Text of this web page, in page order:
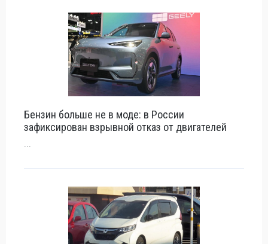
Бензин больше не в моде: в России
зафиксирован взрывной отказ от двигателей